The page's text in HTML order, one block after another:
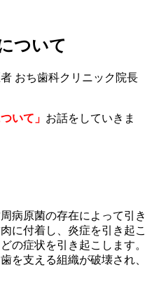
ついて
おち歯科クリニック院長
いて」 お話をしていきま
病原菌の存在によって引き
に付着し、炎症を引き起こ
の症状を引き起こします。
を支える組織が破壊され、